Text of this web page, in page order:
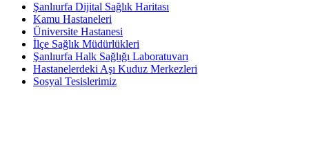
Şanlıurfa Dijital Sağlık Haritası
Kamu Hastaneleri
Üniversite Hastanesi
İlçe Sağlık Müdürlükleri
Şanlıurfa Halk Sağlığı Laboratuvarı
Hastanelerdeki Aşı Kuduz Merkezleri
Sosyal Tesislerimiz